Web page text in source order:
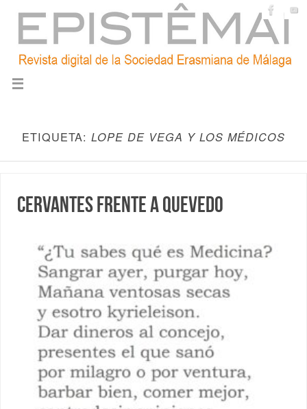
ETIQUETA: LOPE DE VEGA Y LOS MÉDICOS
Cervantes frente a Quevedo